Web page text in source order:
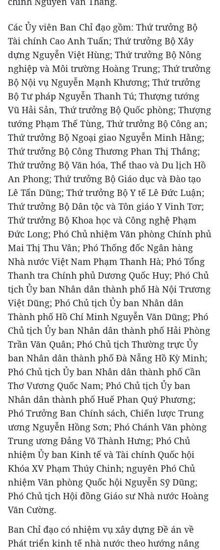
Các Ủy viên Ban Chỉ đạo gồm: Thứ trưởng Bộ
Tài chính Cao Anh Tuấn; Thứ trưởng Bộ Xây
dựng Nguyễn Việt Hùng; Thứ trưởng Bộ Nông
nghiệp và Môi trường Hoàng Trung; Thứ trưởng
Bộ Nội vụ Nguyễn Mạnh Khương; Thứ trưởng
Bộ Tư pháp Nguyễn Thanh Tú; Thượng tướng
Vũ Hải Sản, Thứ trưởng Bộ Quốc phòng; Thượng
tướng Phạm Thế Tùng, Thứ trưởng Bộ Công an;
Thứ trưởng Bộ Ngoại giao Nguyễn Minh Hằng;
Thứ trưởng Bộ Công Thương Phan Thị Thắng;
Thứ trưởng Bộ Văn hóa, Thể thao và Du lịch Hồ
An Phong; Thứ trưởng Bộ Giáo dục và Đào tạo
Lê Tấn Dũng; Thứ trưởng Bộ Y tế Lê Đức Luận;
Thứ trưởng Bộ Dân tộc và Tôn giáo Y Vinh Tơr;
Thứ trưởng Bộ Khoa học và Công nghệ Phạm
Đức Long; Phó Chủ nhiệm Văn phòng Chính phủ
Mai Thị Thu Vân; Phó Thống đốc Ngân hàng
Nhà nước Việt Nam Phạm Thanh Hà; Phó Tổng
Thanh tra Chính phủ Dương Quốc Huy; Phó Chủ
tịch Ủy ban Nhân dân thành phố Hà Nội Trương
Việt Dũng; Phó Chủ tịch Ủy ban Nhân dân
Thành phố Hồ Chí Minh Nguyễn Văn Dũng; Phó
Chủ tịch Ủy ban Nhân dân thành phố Hải Phòng
Trần Văn Quân; Phó Chủ tịch Thường trực Ủy
ban Nhân dân thành phố Đà Nẵng Hồ Kỳ Minh;
Phó Chủ tịch Ủy ban Nhân dân thành phố Cần
Thơ Vương Quốc Nam; Phó Chủ tịch Ủy ban
Nhân dân thành phố Huế Phan Quý Phương;
Phó Trưởng Ban Chính sách, Chiến lược Trung
ương Nguyễn Hồng Sơn; Phó Chánh Văn phòng
Trung ương Đảng Võ Thành Hưng; Phó Chủ
nhiệm Ủy ban Kinh tế và Tài chính Quốc hội
Khóa XV Phạm Thúy Chinh; nguyên Phó Chủ
nhiệm Văn phòng Quốc hội Nguyễn Sỹ Dũng;
Phó Chủ tịch Hội đồng Giáo sư Nhà nước Hoàng
Văn Cường.
Ban Chỉ đạo có nhiệm vụ xây dựng Đề án về
Phát triển kinh tế nhà nước theo hướng nâng